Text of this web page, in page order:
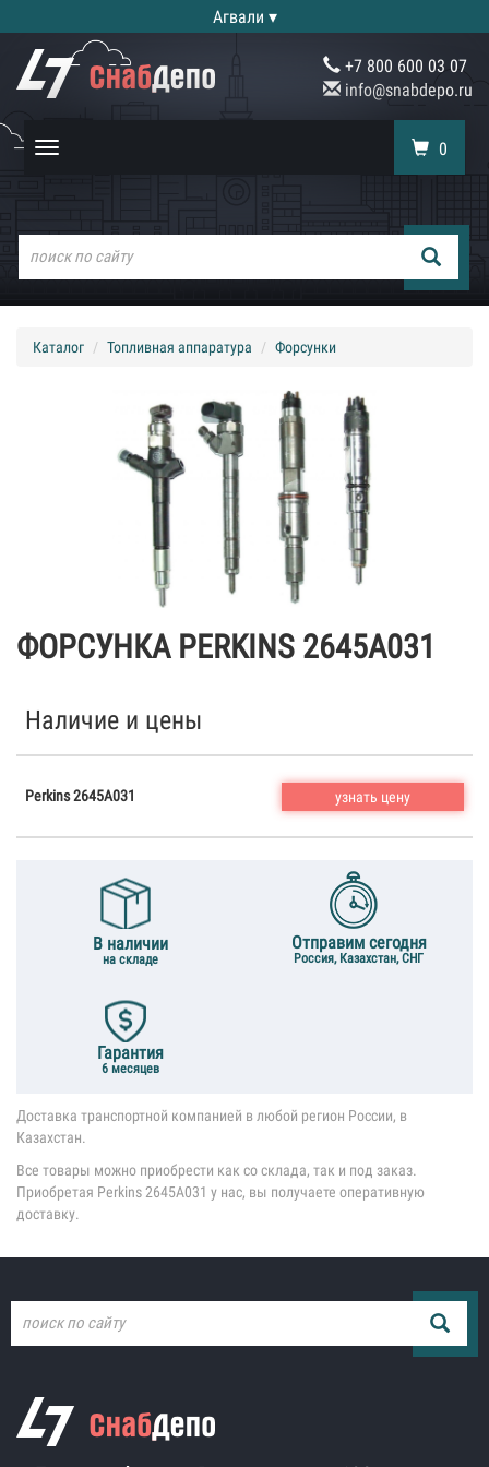
Агвали ▾
+7 800 600 03 07
info@snabdepo.ru
Toggle
0
Каталог Топливная аппаратура Форсунки
ФОРСУНКА PERKINS 2645A031
Наличие и цены
Perkins 2645A031 узнать цену
В наличии
на складе
Отправим сегодня
Россия, Казахстан, СНГ
Гарантия
6 месяцев
Доставка транспортной компанией в любой регион России, в
Казахстан.
Все товары можно приобрести как со склада, так и под заказ.
Приобретая Perkins 2645A031 у нас, вы получаете оперативную
доставку.